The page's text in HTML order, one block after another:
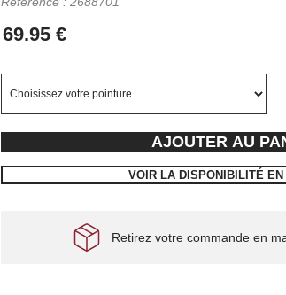
AJOUTER AU
VOIR LA DISPONIBILITÉ
Retirez votre commande en